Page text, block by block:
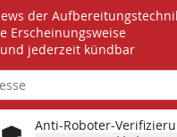
der
Erscheinungsweise
jederzeit kündbar
Anti-Roboter-